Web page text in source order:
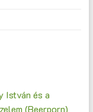
István és a
(Beerporn)